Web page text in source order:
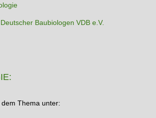
Baubiologen VDB e.V.
Thema unter: